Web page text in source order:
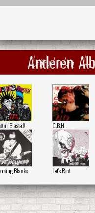
Anderen
Blasted! C.B.H.
Blanks Let's Riot